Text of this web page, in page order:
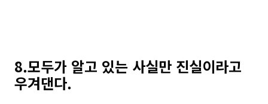
8.모두가 알고 있는 사실만 진실이라고
우겨댄다.